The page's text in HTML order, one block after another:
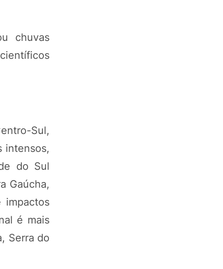
chuvas
Sul,
intensos,
do Sul
Gaúcha,
impactos
é mais
Serra do